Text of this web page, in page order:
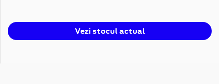
Vezi stocul actual